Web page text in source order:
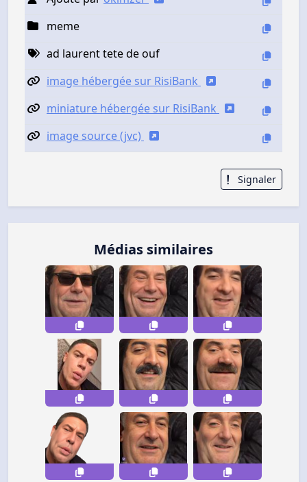
meme
ad laurent tete de ouf
image hébergée sur RisiBank
miniature hébergée sur RisiBank
image source (jvc)
Signaler
Médias similaires